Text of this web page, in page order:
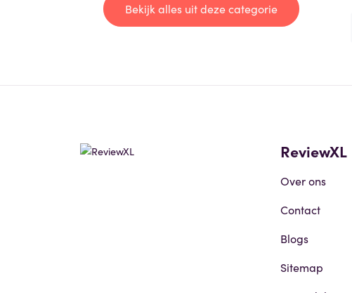
Bekijk alles uit deze categorie
ReviewXL
Over ons
Contact
Blogs
Sitemap